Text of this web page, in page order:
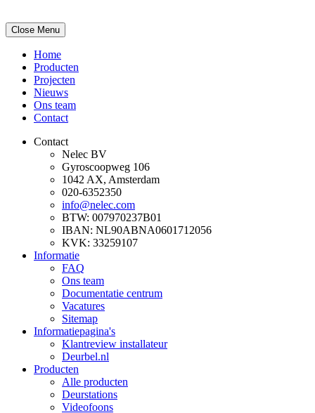
Close Menu
Home
Producten
Projecten
Nieuws
Ons team
Contact
Contact
Nelec BV
Gyroscoopweg 106
1042 AX, Amsterdam
020-6352350
info@nelec.com
BTW: 007970237B01
IBAN: NL90ABNA0601712056
KVK: 33259107
Informatie
FAQ
Ons team
Documentatie centrum
Vacatures
Sitemap
Informatiepagina's
Klantreview installateur
Deurbel.nl
Producten
Alle producten
Deurstations
Videofoons